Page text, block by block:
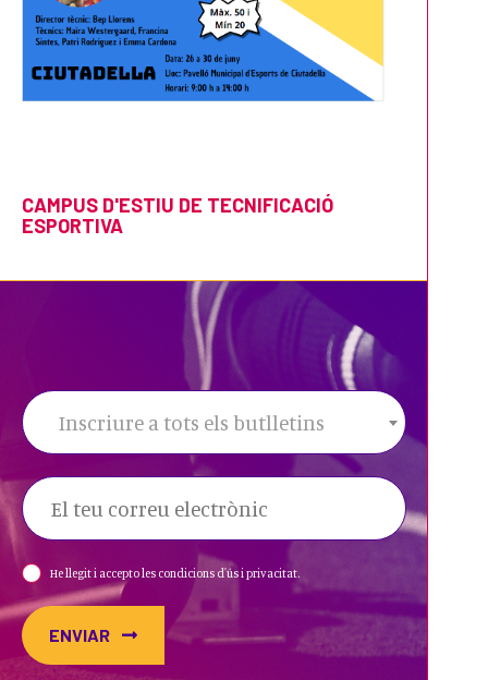
CAMPUS D'ESTIU DE TECNIFICACIÓ
ESPORTIVA
Inscriure a tots els butlletins
He llegit i accepto les condicions d'ús i privacitat.
ENVIAR